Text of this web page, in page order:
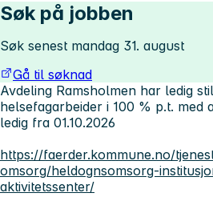
Søk på jobben
Søk senest mandag 31. august
Gå til søknad
Avdeling Ramsholmen har ledig
helsefagarbeider i 100 % p.t. med
ledig fra 01.10.2026
https://faerder.kommune.no/
omsorg/heldognsomsorg-
aktivitetssenter/